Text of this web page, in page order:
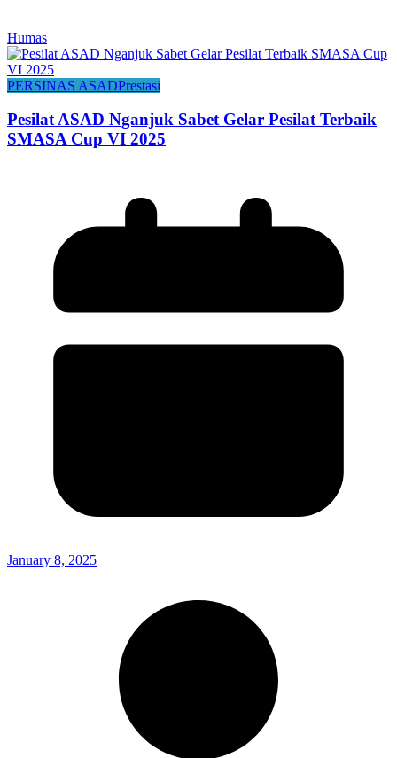
Humas
PERSINAS ASADPrestasi
Pesilat ASAD Nganjuk Sabet Gelar Pesilat Terbaik
SMASA Cup VI 2025
January 8, 2025